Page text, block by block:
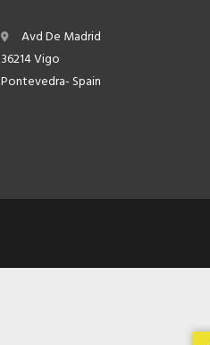
Avd De Madrid
36214 Vigo
Pontevedra- Spain